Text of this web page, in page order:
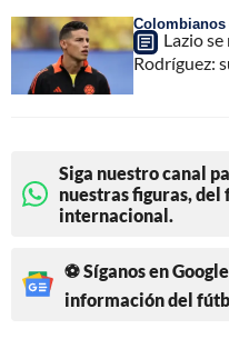
Colombianos
Lazio
Rodríguez:
Siga nuestro canal
nuestras figuras,
internacional.
⚽ Síganos en
información del